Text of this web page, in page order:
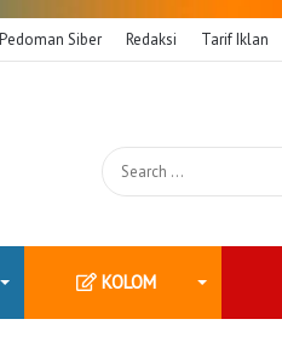
Pedoman Siber Redaksi Tarif Iklan
KOLOM